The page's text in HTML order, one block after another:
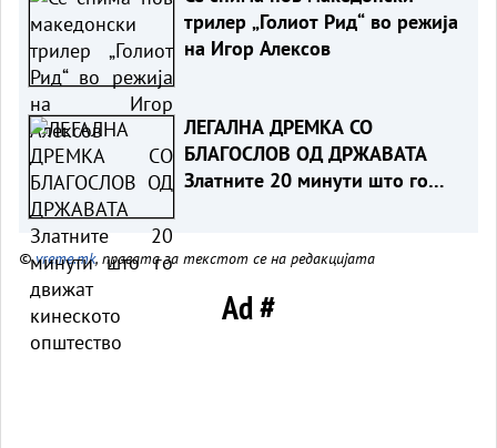
трилер „Голиот Рид“ во режија
на Игор Алексов
ЛЕГАЛНА ДРЕМКА СО
БЛАГОСЛОВ ОД ДРЖАВАТА
Златните 20 минути што го
©vreme.mk, правата за текстот се на редакцијата
Ad #